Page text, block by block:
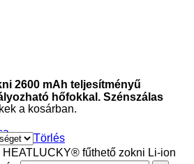
a kosárban.
2600 mAh teljesítményű
hőfokkal. Szénszálas
Törlés
fűthető zokni Li-ion